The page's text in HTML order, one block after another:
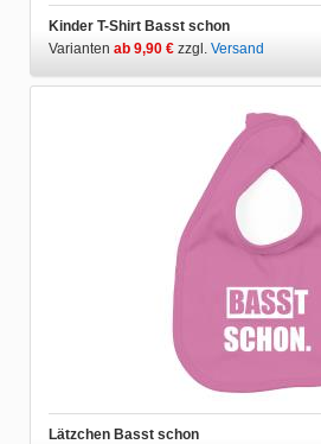
Kinder T-Shirt Basst schon
Varianten ab 9,90 € zzgl. Versand
Lätzchen Basst schon